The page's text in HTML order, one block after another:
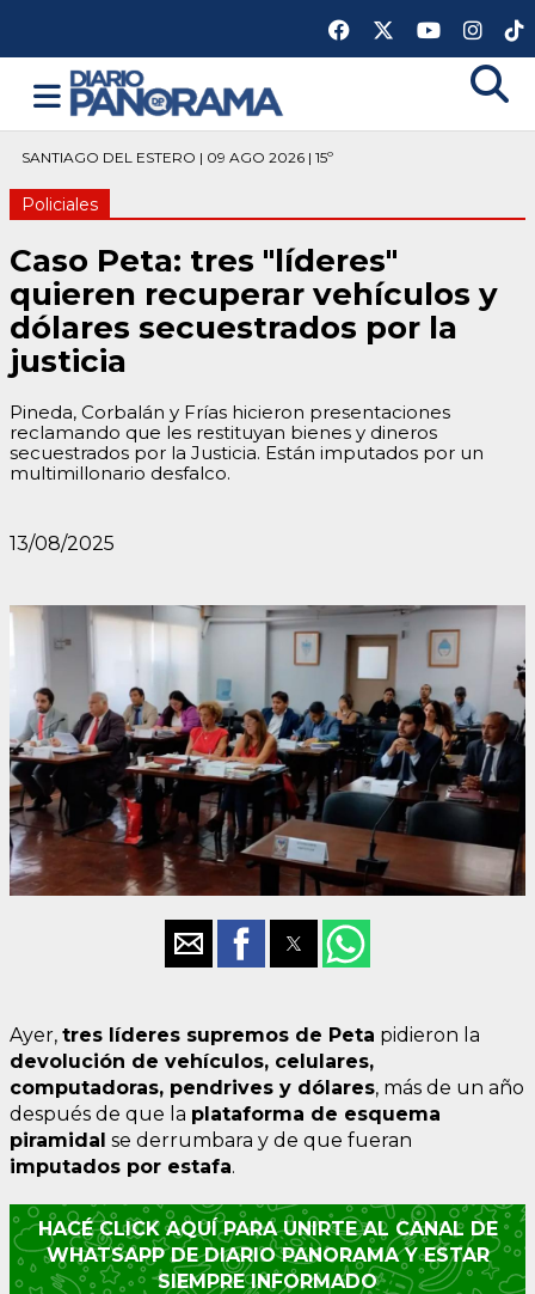
SANTIAGO DEL ESTERO | 09 AGO 2026 | 15º
Policiales
Caso Peta: tres "líderes"
quieren recuperar vehículos y
dólares secuestrados por la
justicia
Pineda, Corbalán y Frías hicieron presentaciones
reclamando que les restituyan bienes y dineros
secuestrados por la Justicia. Están imputados por un
multimillonario desfalco.
13/08/2025
Ayer, tres líderes supremos de Peta pidieron la
devolución de vehículos, celulares,
computadoras, pendrives y dólares, más de un año
después de que la plataforma de esquema
piramidal se derrumbara y de que fueran
imputados por estafa.
HACÉ CLICK AQUÍ PARA UNIRTE AL CANAL DE
WHATSAPP DE DIARIO PANORAMA Y ESTAR
SIEMPRE INFORMADO